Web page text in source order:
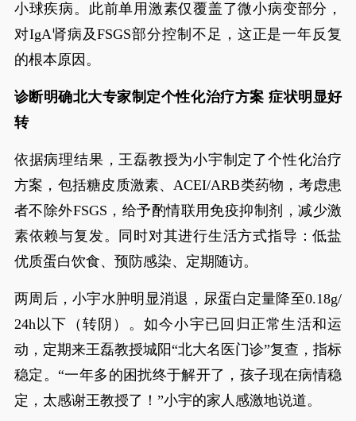
小球疾病。此前单用激素仅覆盖了微小病变部分，
对IgA肾病及FSGS部分控制不足，这正是一年反复
的根本原因。
诊断明确北大专家制定个性化治疗方案 症状明显好
转
依据病理结果，王磊教授为小宇制定了个性化治疗
方案，包括糖皮质激素、ACEI/ARB类药物，考虑患
者不除外FSGS，给予酌情联用免疫抑制剂，减少激
素依赖与复发。同时对其进行生活方式指导：低盐
优质蛋白饮食、预防感染、定期随访。
两周后，小宇水肿明显消退，尿蛋白定量降至0.18g/
24h以下（转阴）。如今小宇已回归正常生活和运
动，定期来王磊教授城阳“北大名医门诊”复查，指标
稳定。“一年多的困扰终于解开了，孩子现在病情稳
定，太感谢王教授了！”小宇的家人感激地说道。